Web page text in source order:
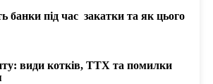
банки під час закатки та як цього
види котків, ТТХ та помилки